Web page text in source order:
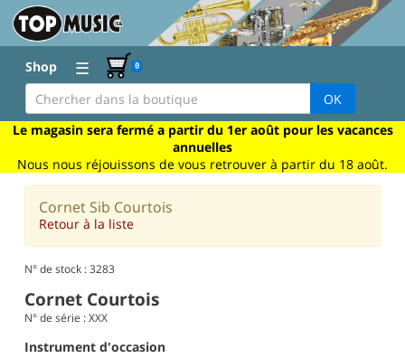
Shop ☰ 0
OK
Le magasin sera fermé a partir du 1er août pour les vacances
annuelles
Nous nous réjouissons de vous retrouver à partir du 18 août.
Cornet Sib Courtois
Retour à la liste
N° de stock : 3283
Cornet Courtois
N° de série : XXX
Instrument d'occasion